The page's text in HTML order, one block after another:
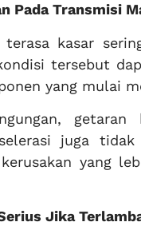
Pada Transmisi
terasa kasar
tersebut
yang mulai
getaran
juga
yang
Jika